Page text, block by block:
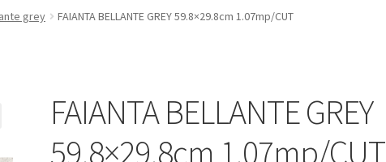
noi Informatii MagazinPlată
grey FAIANTA BELLANTE GREY 59.8×29.8cm 1.07mp/CUT
FAIANTA BELLANTE GREY
59.8×29.8cm 1.07mp/CUT